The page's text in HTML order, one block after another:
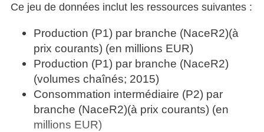
Ce jeu de données inclut les ressources suivantes :
Production (P1) par branche (NaceR2)(à
prix courants) (en millions EUR)
Production (P1) par branche (NaceR2)
(volumes chaînés; 2015)
Consommation intermédiaire (P2) par
branche (NaceR2)(à prix courants) (en
millions EUR)